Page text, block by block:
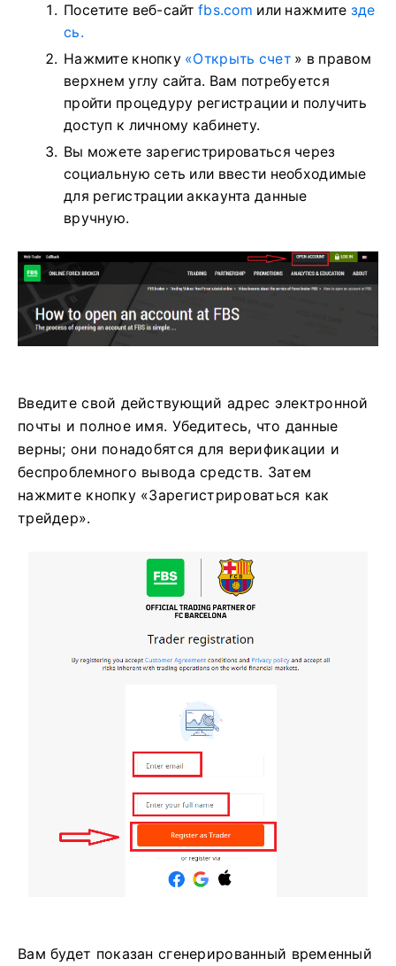
Посетите веб-сайтfbs.com или нажмите зде
сь.
Нажмите кнопку «Открыть счет» в правом
верхнем углу сайта. Вам потребуется
пройти процедуру регистрации и получить
доступ к личному кабинету.
Вы можете зарегистрироваться через
социальную сеть или ввести необходимые
для регистрации аккаунта данные
вручную.
Введите свой действующий адрес электронной
почты и полное имя. Убедитесь, что данные
верны; они понадобятся для верификации и
беспроблемного вывода средств. Затем
нажмите кнопку «Зарегистрироваться как
трейдер».
Вам будет показан сгенерированный временный